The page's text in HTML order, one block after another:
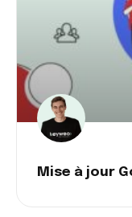
Mise à jour